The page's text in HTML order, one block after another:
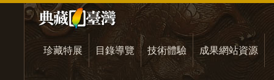
珍藏特展 目錄導覽 技術體驗 成果網站資源